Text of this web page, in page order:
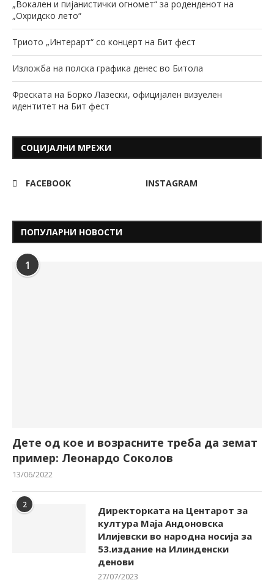
„Вокален и пијанистички огномет“ за роденденот на
„Охридско лето“
Триото „Интерарт“ со концерт на Бит фест
Изложба на полска графика денес во Битола
Фреската на Борко Лазески, официјален визуелен
идентитет на Бит фест
СОЦИЈАЛНИ МРЕЖИ
FACEBOOK INSTAGRAM
ПОПУЛАРНИ НОВОСТИ
1
Дете од кое и возрасните треба да земат
пример: Леонардо Соколов
13/06/2022
2
Директорката на Центарот за
култура Маја Андоновска
Илијевски во народна носија за
53.издание на Илинденски
денови
27/07/2023